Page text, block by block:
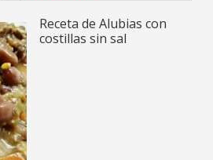
Receta de Alubias con
costillas sin sal